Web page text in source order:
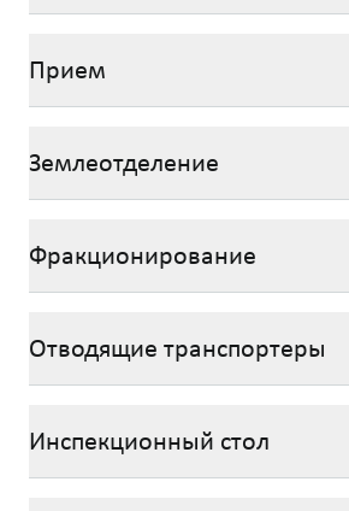
Прием
Землеотделение
Фракционирование
Отводящие транспортеры
Инспекционный стол